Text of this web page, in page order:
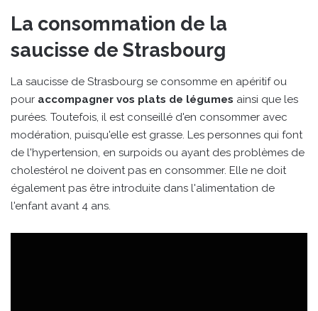
La consommation de la
saucisse de Strasbourg
La saucisse de Strasbourg se consomme en apéritif ou
pour accompagner vos plats de légumes ainsi que les
purées. Toutefois, il est conseillé d'en consommer avec
modération, puisqu'elle est grasse. Les personnes qui font
de l'hypertension, en surpoids ou ayant des problèmes de
cholestérol ne doivent pas en consommer. Elle ne doit
également pas être introduite dans l'alimentation de
l'enfant avant 4 ans.